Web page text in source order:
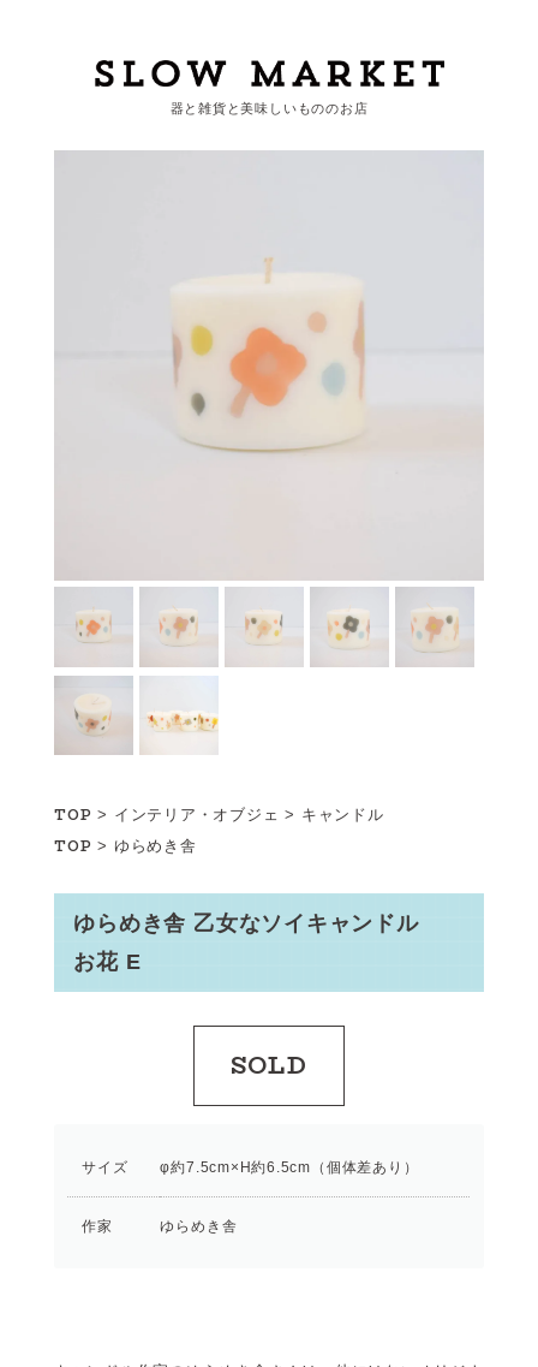
カートを見る
配送について
器と雑貨と美味しいもののお店
TOP > インテリア・オブジェ > キャンドル
TOP > ゆらめき舎
ゆらめき舎 乙女なソイキャンドル
お花 E
SOLD
サイズ φ約7.5cm×H約6.5cm（個体差あり）
作家 ゆらめき舎